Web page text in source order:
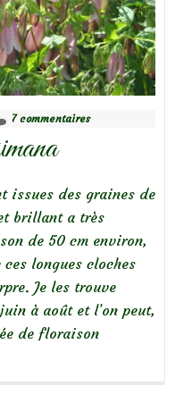
7 commentaires
issues des graines de
brillant a très
de 50 cm environ,
longues cloches
Je les trouve
à août et l’on peut,
de floraison